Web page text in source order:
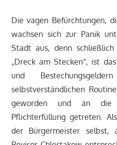
Die vagen Befürchtungen,
wachsen sich zur Panik
Stadt aus, denn
„Dreck am Stecken“, ist
und
selbstverständlichen
geworden und an die
Pflichterfüllung getreten.
der Bürgermeister selbst,